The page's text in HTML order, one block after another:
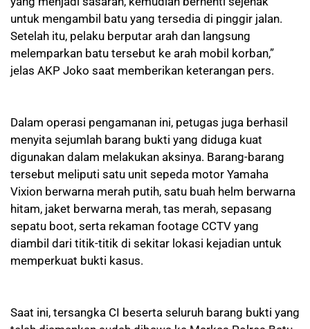
untuk mengambil batu yang tersedia di pinggir jalan.
Setelah itu, pelaku berputar arah dan langsung
melemparkan batu tersebut ke arah mobil korban,”
jelas AKP Joko saat memberikan keterangan pers.
Dalam operasi pengamanan ini, petugas juga berhasil
menyita sejumlah barang bukti yang diduga kuat
digunakan dalam melakukan aksinya. Barang-barang
tersebut meliputi satu unit sepeda motor Yamaha
Vixion berwarna merah putih, satu buah helm berwarna
hitam, jaket berwarna merah, tas merah, sepasang
sepatu boot, serta rekaman footage CCTV yang
diambil dari titik-titik di sekitar lokasi kejadian untuk
memperkuat bukti kasus.
Saat ini, tersangka CI beserta seluruh barang bukti yang